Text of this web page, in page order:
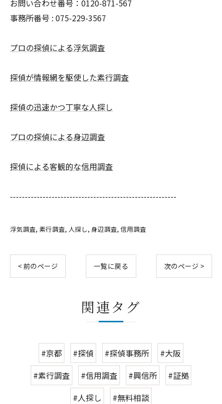
お問い合わせ番号：0120-871-567
事務所番号 : 075-229-3567
プロの探偵による浮気調査
探偵が情報網を駆使した素行調査
探偵の迅速かつ丁寧な人探し
プロの探偵による身辺調査
探偵による客観的な信用調査
--------------------------------------------------------
浮気調査 素行調査 人探し 身辺調査 信用調査
< 前のページ 一覧に戻る 次のページ >
関連タグ
#京都 #探偵 #探偵事務所
#大阪
#素行調査
#信用調査 #興信所
#証拠
#人探し
#無料相談